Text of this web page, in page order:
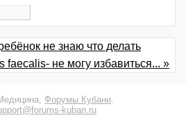
не знаю что делать
faecalis- не могу избавиться... »
Форумы Кубани.
kuban.ru